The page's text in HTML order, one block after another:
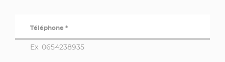
Téléphone *
Ex. 0654238935